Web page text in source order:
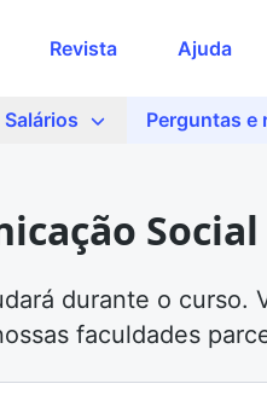
Revista Ajuda
Salários Perguntas e
Social
durante o curso.
faculdades